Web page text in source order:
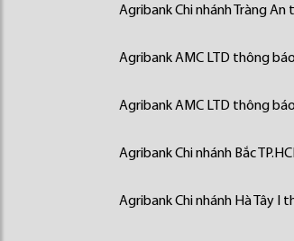
Agribank Chi nhánh Tràng
Agribank AMC LTD thông
Agribank AMC LTD thông
Agribank Chi nhánh Bắc
Agribank Chi nhánh Hà Tây I